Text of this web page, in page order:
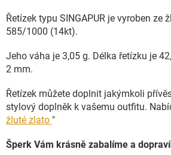
Řetízek typu SINGAPUR je vyroben ze
585/1000 (14kt).
Jeho váha je 3,05 g. Délka řetízku je
2 mm.
Řetízek můžete doplnit jakýmkoli
stylový doplněk k vašemu outfitu.
žluté zlato "
Šperk Vám krásně zabalíme a